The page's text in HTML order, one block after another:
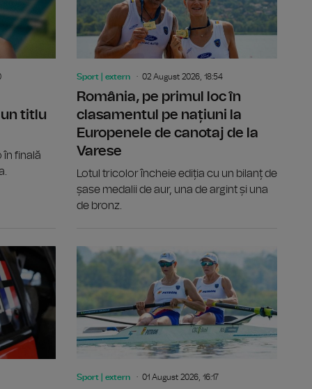
titlu
finală
Sport | extern 02 August 2026, 18:54
România, pe primul loc în
clasamentul pe națiuni la
Europenele de canotaj de la
Varese
Lotul tricolor încheie ediția cu un bilanț de
șase medalii de aur, una de argint și una
de bronz.
Sport | extern 01 August 2026, 16:17